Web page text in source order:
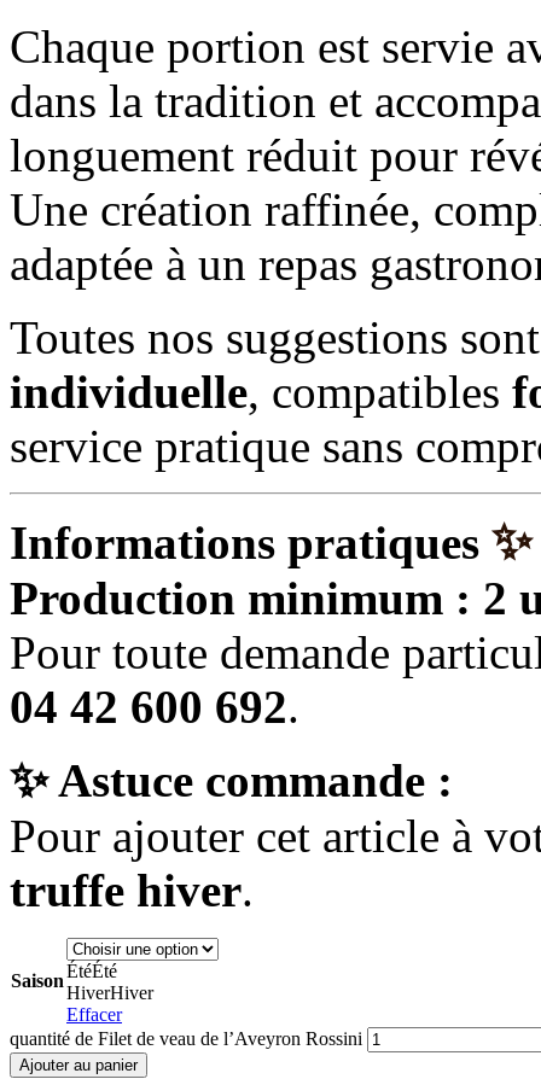
Chaque portion est servie
dans la tradition et
longuement réduit pour
Une création raffinée,
adaptée à un repas
Toutes nos suggestions
individuelle, compatibles
service pratique sans
Informations pratiques ✨
Production minimum : 2
Pour toute demande
04 42 600 692.
✨Astuce commande :
Pour ajouter cet article à
truffe hiver.
SaisonÉtéÉté
HiverHiver
Effacer
quantité de Filet de veau de l’Aveyron Rossini
Ajouter au panier